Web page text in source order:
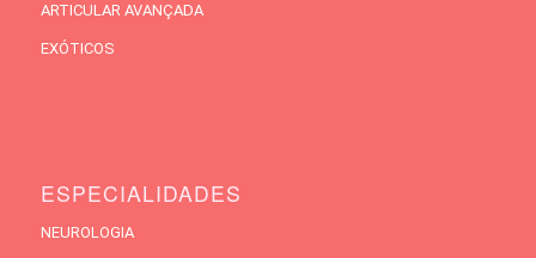
ARTICULAR AVANÇADA
EXÓTICOS
ESPECIALIDADES
NEUROLOGIA